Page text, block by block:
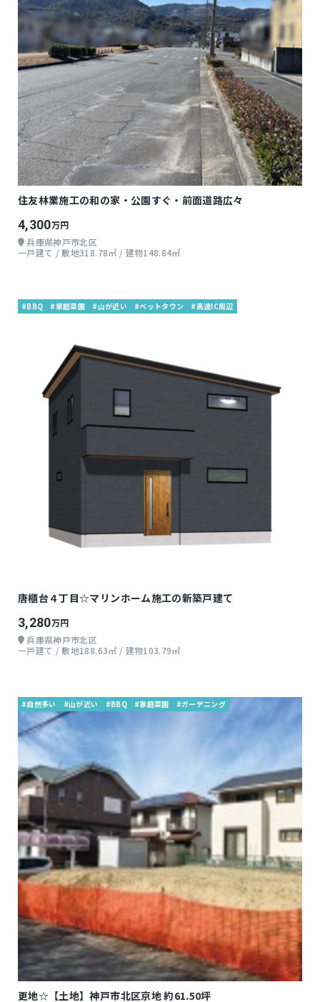
住友林業施工の和の家・公園すぐ・前面道路広々
4,300万円
兵庫県神戸市北区
一戸建て / 敷地318.78㎡ / 建物148.84㎡
#BBQ #家庭菜園 #山が近い #ベットタウン #高速IC周辺
唐櫃台４丁目☆マリンホーム施工の新築戸建て
3,280万円
兵庫県神戸市北区
一戸建て / 敷地188.63㎡ / 建物103.79㎡
#自然多い #山が近い #BBQ #家庭菜園 #ガーデニング
更地☆【土地】神戸市北区京地 約61.50坪